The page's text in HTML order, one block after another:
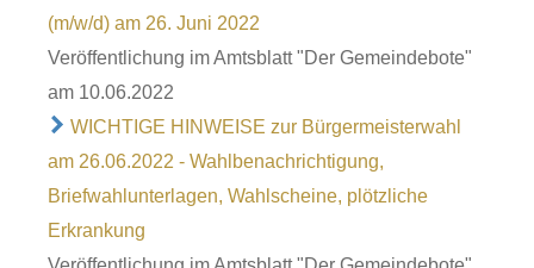
(m/w/d) am 26. Juni 2022
Veröffentlichung im Amtsblatt "Der Gemeindebote"
am 10.06.2022
WICHTIGE HINWEISE zur Bürgermeisterwahl
am 26.06.2022 - Wahlbenachrichtigung,
Briefwahlunterlagen, Wahlscheine, plötzliche
Erkrankung